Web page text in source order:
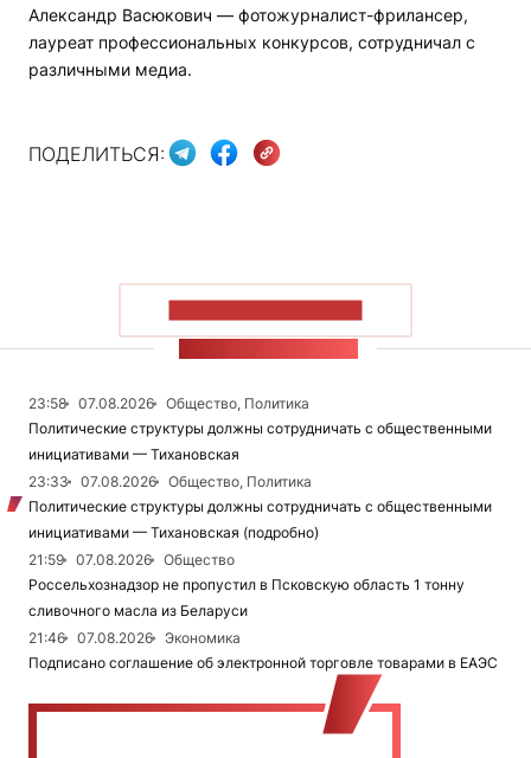
Александр Васюкович — фотожурналист-фрилансер,
лауреат профессиональных конкурсов, сотрудничал с
различными медиа.
ПОДЕЛИТЬСЯ:
23:58 07.08.2026
Общество, Политика
Политические структуры должны сотрудничать с общественными
инициативами — Тихановская
23:33
07.08.2026
Общество, Политика
Политические структуры должны сотрудничать с общественными
инициативами — Тихановская (подробно)
21:59
07.08.2026
Общество
Россельхознадзор не пропустил в Псковскую область 1 тонну
сливочного масла из Беларуси
21:46
07.08.2026
Экономика
Подписано соглашение об электронной торговле товарами в ЕАЭС